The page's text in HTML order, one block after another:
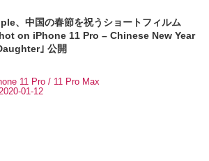
、中国の春節を祝うショートフィルム
on iPhone 11 Pro – Chinese New Year
｣ 公開
01-12
11 Pro / 11 Pro Max